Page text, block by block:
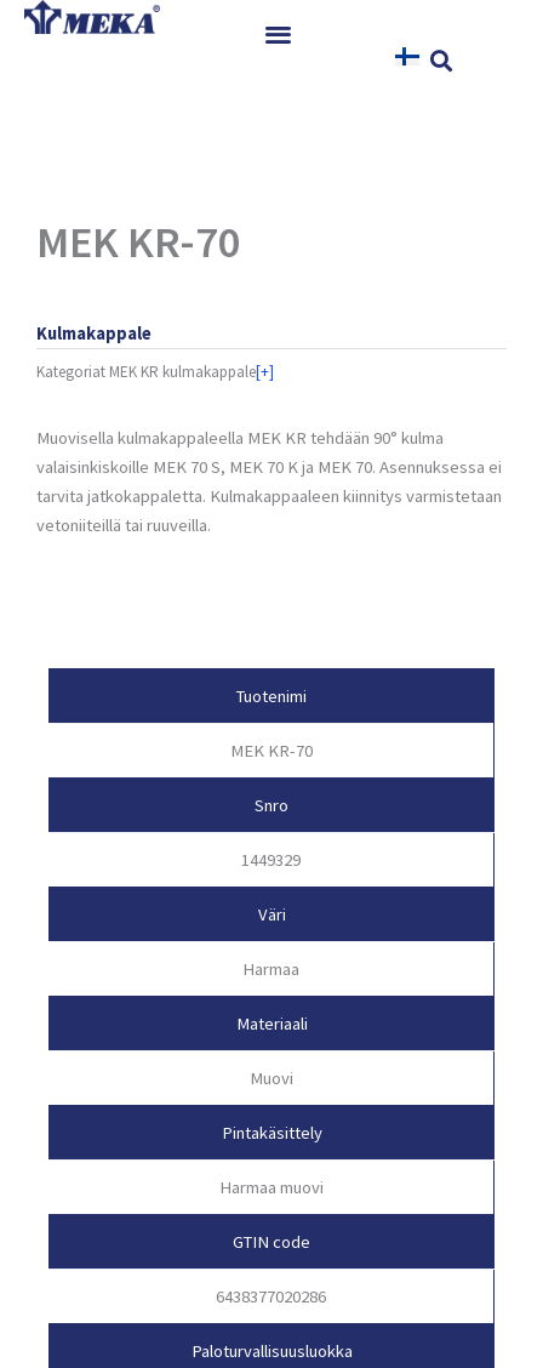
Siirry
MEK KR-70
Kulmakappale
Kategoriat MEK KR kulmakappale[+]
Muovisella kulmakappaleella MEK KR tehdään 90° kulma
valaisinkiskoille MEK 70 S, MEK 70 K ja MEK 70. Asennuksessa ei
tarvita jatkokappaletta. Kulmakappaaleen kiinnitys varmistetaan
vetoniiteillä tai ruuveilla.
Tuotenimi
MEK KR-70
Snro
1449329
Väri
Harmaa
Materiaali
Muovi
Pintakäsittely
Harmaa muovi
GTIN code
6438377020286
Paloturvallisuusluokka